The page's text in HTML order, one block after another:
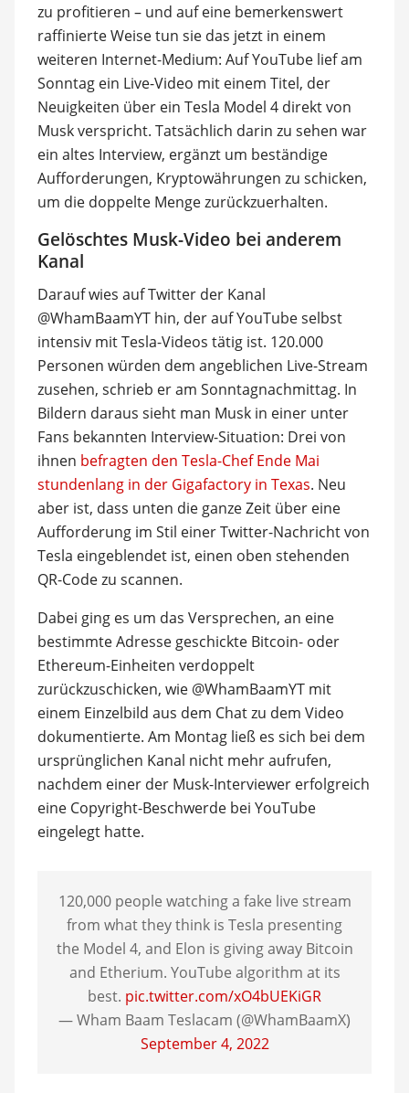
zu profitieren – und auf eine bemerkenswert
raffinierte Weise tun sie das jetzt in einem
weiteren Internet-Medium: Auf YouTube lief am
Sonntag ein Live-Video mit einem Titel, der
Neuigkeiten über ein Tesla Model 4 direkt von
Musk verspricht. Tatsächlich darin zu sehen war
ein altes Interview, ergänzt um beständige
Aufforderungen, Kryptowährungen zu schicken,
um die doppelte Menge zurückzuerhalten.
Gelöschtes Musk-Video bei anderem
Kanal
Darauf wies auf Twitter der Kanal
@WhamBaamYT hin, der auf YouTube selbst
intensiv mit Tesla-Videos tätig ist. 120.000
Personen würden dem angeblichen Live-Stream
zusehen, schrieb er am Sonntagnachmittag. In
Bildern daraus sieht man Musk in einer unter
Fans bekannten Interview-Situation: Drei von
ihnen befragten den Tesla-Chef Ende Mai
stundenlang in der Gigafactory in Texas. Neu
aber ist, dass unten die ganze Zeit über eine
Aufforderung im Stil einer Twitter-Nachricht von
Tesla eingeblendet ist, einen oben stehenden
QR-Code zu scannen.
Dabei ging es um das Versprechen, an eine
bestimmte Adresse geschickte Bitcoin- oder
Ethereum-Einheiten verdoppelt
zurückzuschicken, wie @WhamBaamYT mit
einem Einzelbild aus dem Chat zu dem Video
dokumentierte. Am Montag ließ es sich bei dem
ursprünglichen Kanal nicht mehr aufrufen,
nachdem einer der Musk-Interviewer erfolgreich
eine Copyright-Beschwerde bei YouTube
eingelegt hatte.
120,000 people watching a fake live stream
from what they think is Tesla presenting
the Model 4, and Elon is giving away Bitcoin
and Etherium. YouTube algorithm at its
best. pic.twitter.com/xO4bUEKiGR
— Wham Baam Teslacam (@WhamBaamX)
September 4, 2022